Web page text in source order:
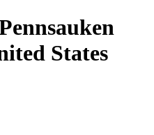
States